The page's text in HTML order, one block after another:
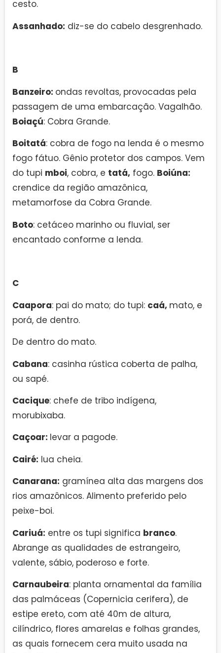
cesto.
Assanhado: diz-se do cabelo desgrenhado.
B
Banzeiro: ondas revoltas, provocadas pela
passagem de uma embarcação. Vagalhão.
Boiaçú: Cobra Grande.
Boitatá: cobra de fogo na lenda é o mesmo
fogo fátuo. Gênio protetor dos campos. Vem
do tupi mboi, cobra, e tatá, fogo. Boiúna:
crendice da região amazônica,
metamorfose da Cobra Grande.
Boto: cetáceo marinho ou fluvial, ser
encantado conforme a lenda.
C
Caapora: pai do mato; do tupi: caá, mato, e
porá, de dentro.
De dentro do mato.
Cabana: casinha rústica coberta de palha,
ou sapé.
Cacique: chefe de tribo indígena,
morubixaba.
Caçoar: levar a pagode.
Cairé: lua cheia.
Canarana: gramínea alta das margens dos
rios amazônicos. Alimento preferido pelo
peixe-boi.
Cariuá: entre os tupi significa branco.
Abrange as qualidades de estrangeiro,
valente, sábio, poderoso e forte.
Carnaubeira: planta ornamental da família
das palmáceas (Copernicia cerifera), de
estipe ereto, com até 40m de altura,
cilíndrico, flores amarelas e folhas grandes,
as quais fornecem cera muito usada na